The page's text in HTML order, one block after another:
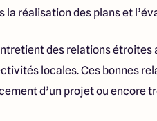
réalisation des plans et
des relations étroites
locales. Ces bonnes
d’un projet ou encore